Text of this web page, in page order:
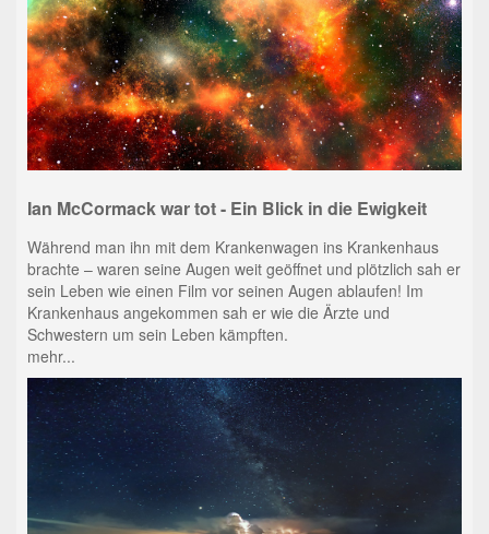
Ian McCormack war tot - Ein Blick in die Ewigkeit
Während man ihn mit dem Krankenwagen ins Krankenhaus
brachte – waren seine Augen weit geöffnet und plötzlich sah er
sein Leben wie einen Film vor seinen Augen ablaufen! Im
Krankenhaus angekommen sah er wie die Ärzte und
Schwestern um sein Leben kämpften.
mehr...